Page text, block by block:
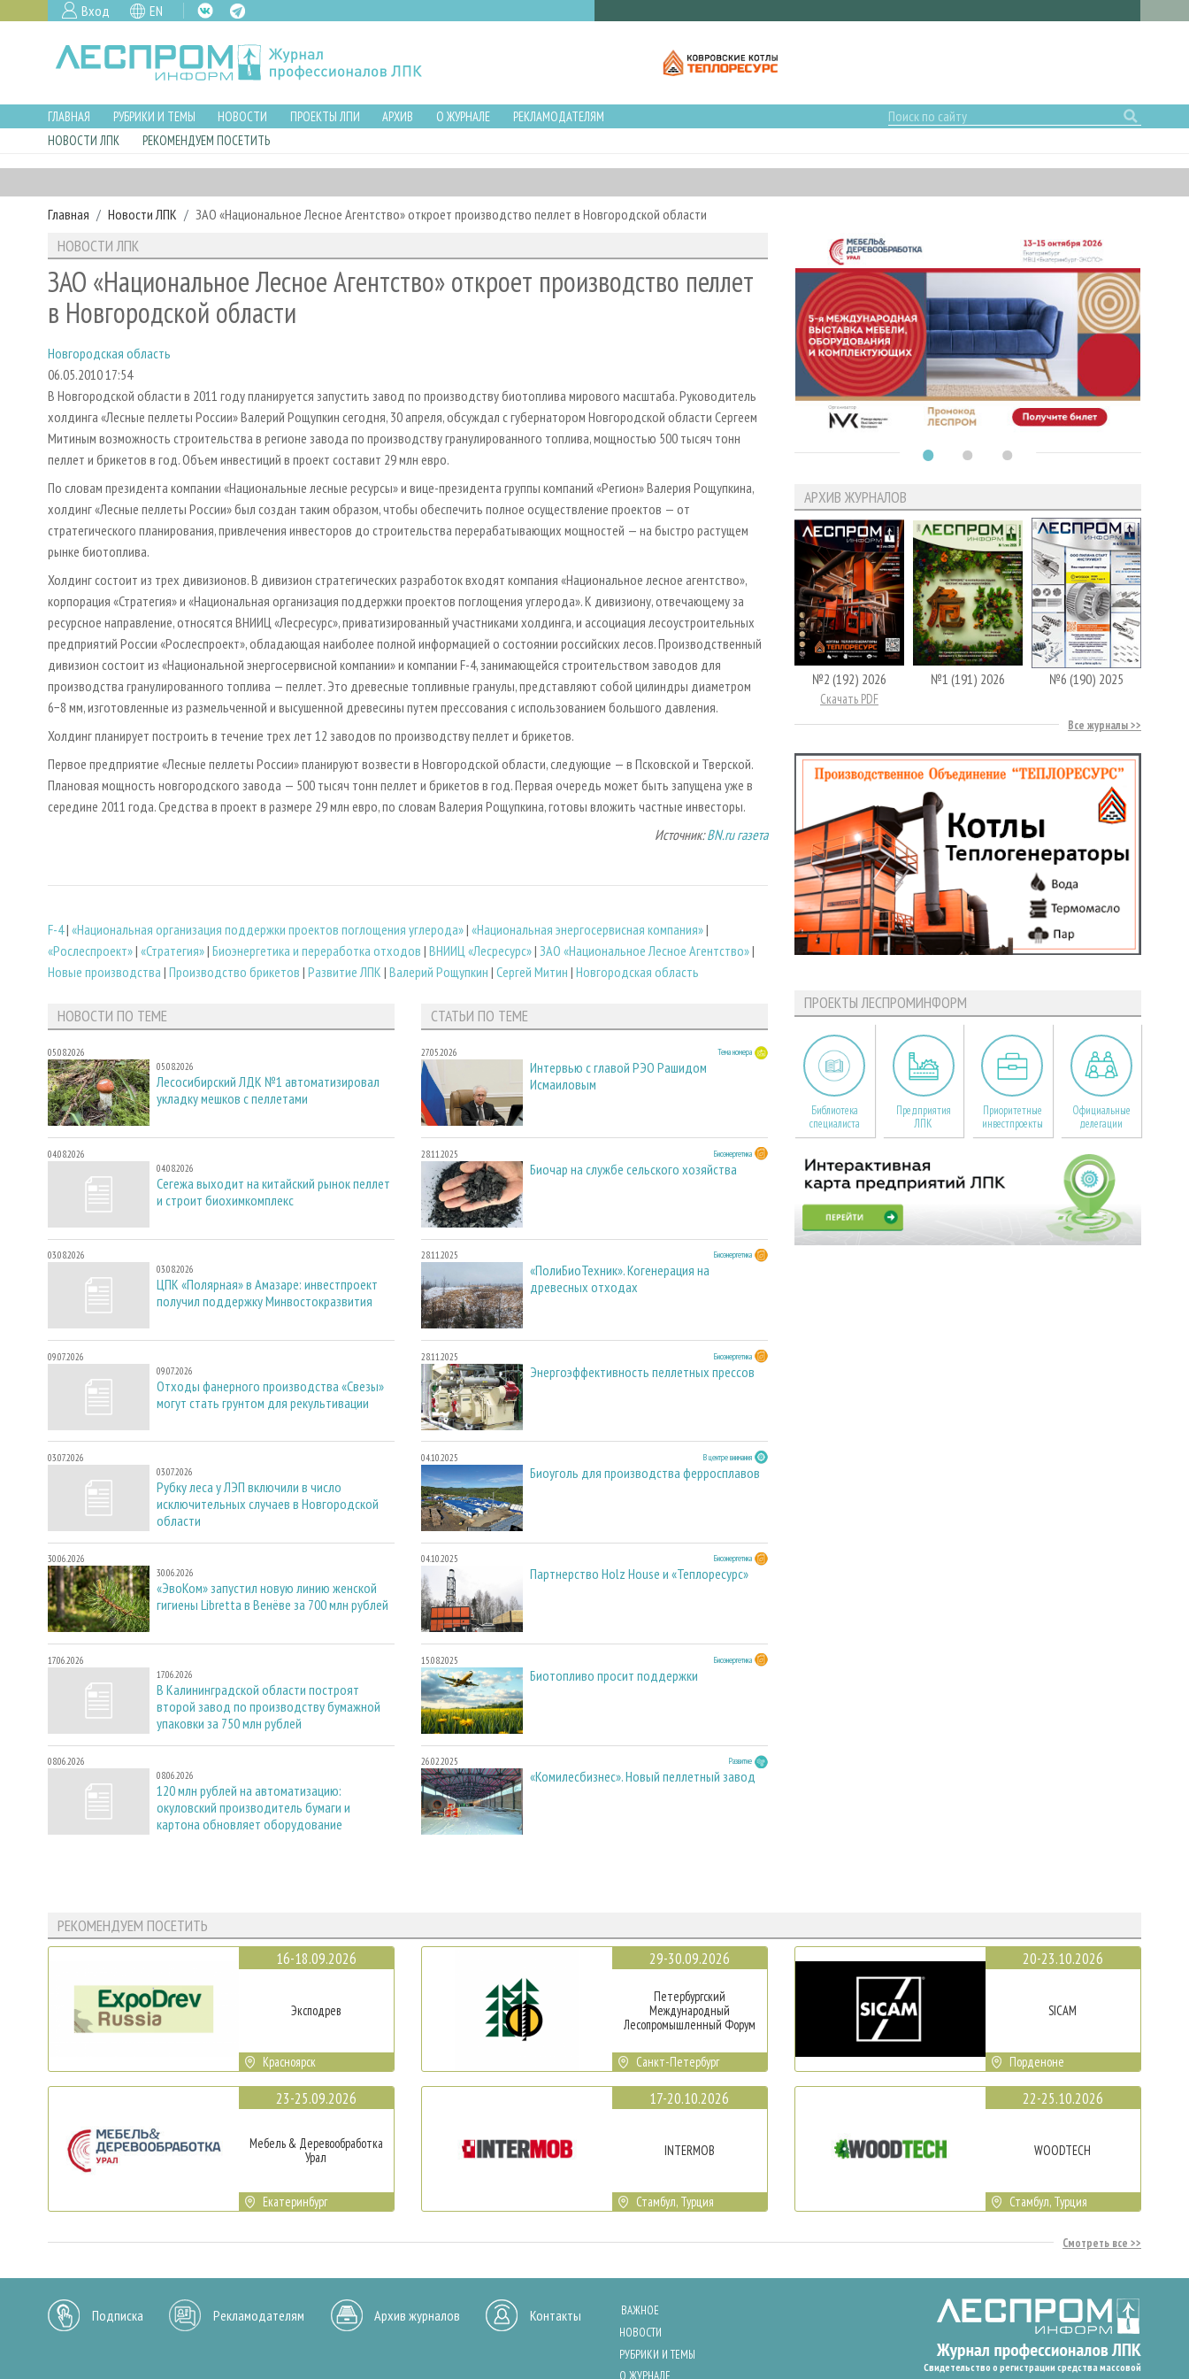
Вход EN
ГЛАВНАЯ РУБРИКИ И ТЕМЫ НОВОСТИ ПРОЕКТЫ ЛПИ АРХИВ О ЖУРНАЛЕ
РЕКЛАМОДАТЕЛЯМ
НОВОСТИ ЛПК
РЕКОМЕНДУЕМ ПОСЕТИТЬ
Главная Новости ЛПК ЗАО «Национальное Лесное Агентство» откроет производство пеллет в Новгородской области
НОВОСТИ ЛПК
ЗАО «Национальное Лесное Агентство» откроет производство пеллет
в Новгородской области
Новгородская область
06.05.2010 17:54
В Новгородской области в 2011 году планируется запустить завод по производству биотоплива мирового масштаба. Руководитель
холдинга «Лесные пеллеты России» Валерий Рощупкин сегодня, 30 апреля, обсуждал с губернатором Новгородской области Сергеем
Митиным возможность строительства в регионе завода по производству гранулированного топлива, мощностью 500 тысяч тонн
пеллет и брикетов в год. Объем инвестиций в проект составит 29 млн евро.
По словам президента компании «Национальные лесные ресурсы» и вице-президента группы компаний «Регион» Валерия Рощупкина,
холдинг «Лесные пеллеты России» был создан таким образом, чтобы обеспечить полное осуществление проектов — от
стратегического планирования, привлечения инвесторов до строительства перерабатывающих мощностей — на быстро растущем
рынке биотоплива.
Холдинг состоит из трех дивизионов. В дивизион стратегических разработок входят компания «Национальное лесное агентство»,
корпорация «Стратегия» и «Национальная организация поддержки проектов поглощения углерода». К дивизиону, отвечающему за
ресурсное направление, относятся ВНИИЦ «Лесресурс», приватизированный участниками холдинга, и ассоциация лесоустроительных
предприятий России «Рослеспроект», обладающая наиболее полной информацией о состоянии российских лесов. Производственный
дивизион состоит из «Национальной энергосервисной компании» и компании F-4, занимающейся строительством заводов для
производства гранулированного топлива — пеллет. Это древесные топливные гранулы, представляют собой цилиндры диаметром
6−8 мм, изготовленные из размельченной и высушенной древесины путем прессования с использованием большого давления.
Холдинг планирует построить в течение трех лет 12 заводов по производству пеллет и брикетов.
Первое предприятие «Лесные пеллеты России» планируют возвести в Новгородской области, следующие — в Псковской и Тверской.
Плановая мощность новгородского завода — 500 тысяч тонн пеллет и брикетов в год. Первая очередь может быть запущена уже в
середине 2011 года. Средства в проект в размере 29 млн евро, по словам Валерия Рощупкина, готовы вложить частные инвесторы.
Источник:BN.ru газета
F-4| «Национальная организация поддержки проектов поглощения углерода»| «Национальная энергосервисная компания»|
«Рослеспроект»| «Стратегия»| Биoэнергетика и переработка отходов | ВНИИЦ «Лесресурс»| ЗАО «Национальное Лесное Агентство»|
Новые производства | Производство брикетов | Развитие ЛПК | Валерий Рощупкин | Сергей Митин | Новгородская область
НОВОСТИ ПО ТЕМЕ
05.08.2026
05.08.2026
Лесосибирский ЛДК №1 автоматизировал
укладку мешков с пеллетами
04.08.2026
04.08.2026
Сегежа выходит на китайский рынок пеллет
и строит биохимкомплекс
03.08.2026
03.08.2026
ЦПК «Полярная» в Амазаре: инвестпроект
получил поддержку Минвостокразвития
09.07.2026
09.07.2026
Отходы фанерного производства «Свезы»
могут стать грунтом для рекультивации
03.07.2026
03.07.2026
Рубку леса у ЛЭП включили в число
исключительных случаев в Новгородской
области
30.06.2026
30.06.2026
«ЭвоКом» запустил новую линию женской
гигиены Libretta в Венёве за 700 млн рублей
17.06.2026
17.06.2026
В Калининградской области построят
второй завод по производству бумажной
упаковки за 750 млн рублей
08.06.2026
08.06.2026
120 млн рублей на автоматизацию:
окуловский производитель бумаги и
картона обновляет оборудование
СТАТЬИ ПО ТЕМЕ
27.05.2026 Тема номера
Интервью с главой РЭО Рашидом
Исмаиловым
28.11.2025 Биоэнергетика
Биочар на службе сельского хозяйства
28.11.2025 Биоэнергетика
«ПолиБиоТехник». Когенерация на
древесных отходах
28.11.2025 Биоэнергетика
Энергоэффективность пеллетных прессов
04.10.2025 В центре внимания
Биоуголь для производства ферросплавов
04.10.2025 Биоэнергетика
Партнерство Holz House и «Теплоресурс»
15.08.2025 Биоэнергетика
Биотопливо просит поддержки
26.02.2025 Развитие
«Комилесбизнес». Новый пеллетный завод
АРХИВ ЖУРНАЛОВ
№2 (192) 2026
Скачать PDF
№1 (191) 2026 №6 (190) 2025
Все журналы
ПРОЕКТЫ ЛЕСПРОМИНФОРМ
Библиотека
специалиста
Предприятия
ЛПК
Приоритетные
инвестпроекты
Официальные
делегации
РЕКОМЕНДУЕМ ПОСЕТИТЬ
16-18.09.2026
Эксподрев
Красноярск
23-25.09.2026
Мебель & Деревообработка
Урал
Екатеринбург
29-30.09.2026
Петербургский
Международный
Лесопромышленный Форум
Санкт-Петербург
17-20.10.2026
INTERMOB
Стамбул, Турция
20-23.10.2026
SICAM
Порденоне
22-25.10.2026
WOODTECH
Стамбул, Турция
Смотреть все
Подписка Рекламодателям Архив журналов Контакты
ВАЖНОЕ
НОВОСТИ
РУБРИКИ И ТЕМЫ
Свидетельство о регистрации средства массовой